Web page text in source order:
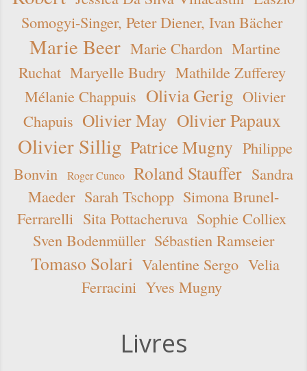
Somogyi-Singer, Peter Diener, Ivan Bächer
Marie Beer Marie Chardon Martine
Ruchat Maryelle Budry Mathilde Zufferey
Mélanie Chappuis Olivia Gerig Olivier
Chapuis Olivier May Olivier Papaux
Olivier Sillig Patrice Mugny Philippe
Bonvin
Roger Cuneo Roland Stauffer Sandra
Maeder Sarah Tschopp Simona Brunel-
Ferrarelli Sita Pottacheruva Sophie Colliex
Sven Bodenmüller Sébastien Ramseier
Tomaso Solari Valentine Sergo Velia
Ferracini Yves Mugny
Livres